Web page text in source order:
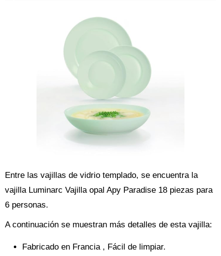
Entre las vajillas de vidrio templado, se encuentra la
vajilla Luminarc Vajilla opal Apy Paradise 18 piezas para
6 personas.
A continuación se muestran más detalles de esta vajilla:
Fabricado en Francia , Fácil de limpiar.